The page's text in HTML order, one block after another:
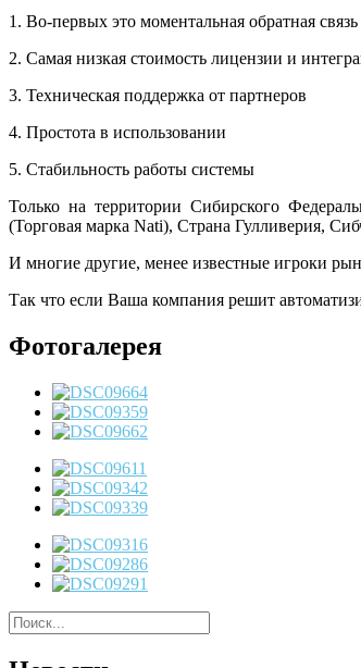
1. Во-первых это моментальная обратная связь
2. Самая низкая стоимость лицензии и
3. Техническая поддержка от партнеров
4. Простота в использовании
5. Стабильность работы системы
Только на территории Сибирского
(Торговая марка Nati), Страна Гулливерия,
И многие другие, менее известные игроки
Так что если Ваша компания решит
Фотогалерея